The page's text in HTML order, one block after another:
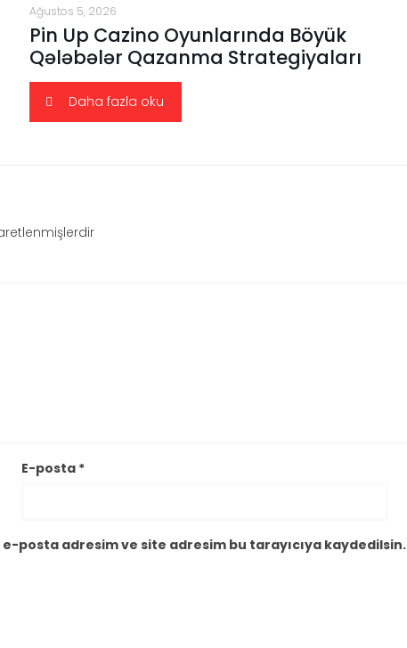
Ağustos 5, 2026
Pin Up Cazino Oyunlarında Böyük
Qələbələr Qazanma Strategiyaları
Daha fazla oku
E-posta *
posta adresim ve site adresim bu tarayıcıya kaydedilsin.